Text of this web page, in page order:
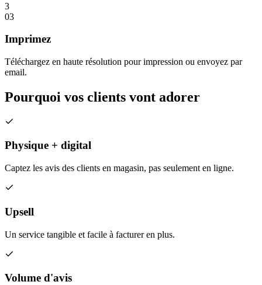
3
03
Imprimez
Téléchargez en haute résolution pour impression ou envoyez par
email.
Pourquoi vos clients vont adorer
Physique + digital
Captez les avis des clients en magasin, pas seulement en ligne.
Upsell
Un service tangible et facile à facturer en plus.
Volume d'avis